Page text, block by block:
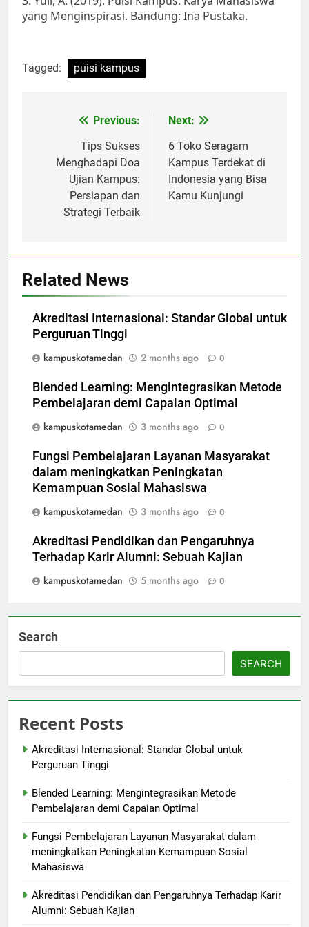
yang Menginspirasi. Bandung: Ina Pustaka.
Tagged: puisi kampus
navigation
Previous:
Tips Sukses
Menghadapi Doa
Ujian Kampus:
Persiapan dan
Strategi Terbaik
Next:
6 Toko Seragam
Kampus Terdekat di
Indonesia yang Bisa
Kamu Kunjungi
Related News
Akreditasi Internasional: Standar Global untuk
Perguruan Tinggi
kampuskotamedan
2 months ago 0
Blended Learning: Mengintegrasikan Metode
Pembelajaran demi Capaian Optimal
kampuskotamedan
3 months ago 0
Fungsi Pembelajaran Layanan Masyarakat
dalam meningkatkan Peningkatan
Kemampuan Sosial Mahasiswa
kampuskotamedan
3 months ago 0
Akreditasi Pendidikan dan Pengaruhnya
Terhadap Karir Alumni: Sebuah Kajian
kampuskotamedan
5 months ago 0
Search
SEARCH
Recent Posts
Akreditasi Internasional: Standar Global untuk
Perguruan Tinggi
Blended Learning: Mengintegrasikan Metode
Pembelajaran demi Capaian Optimal
Fungsi Pembelajaran Layanan Masyarakat dalam
meningkatkan Peningkatan Kemampuan Sosial
Mahasiswa
Akreditasi Pendidikan dan Pengaruhnya Terhadap Karir
Alumni: Sebuah Kajian